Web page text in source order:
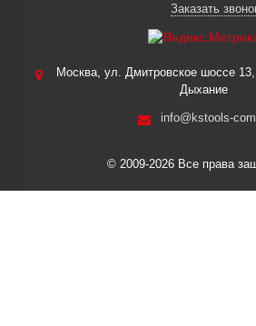
Заказать
Москва, ул. Дмитровское шоссе
Дыхание
info@kstools-
© 2009-2026 Все права